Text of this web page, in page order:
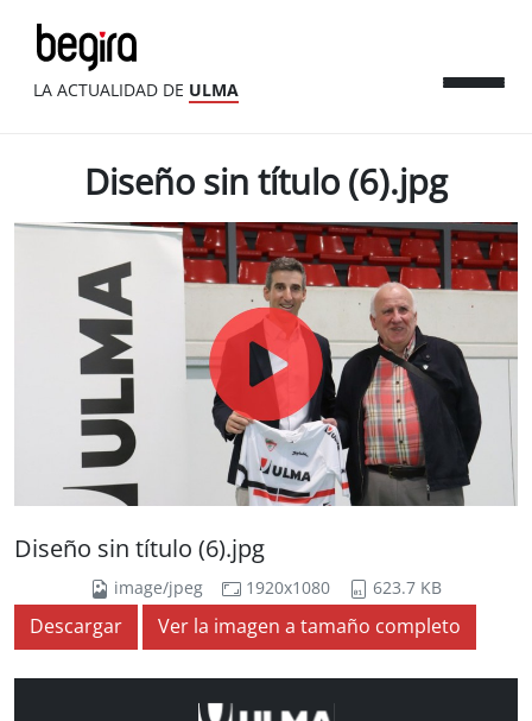
LA ACTUALIDAD DE ULMA
Diseño sin título (6).jpg
Diseño sin título (6).jpg
image/jpeg 1920x1080 623.7 KB
Descargar Ver la imagen a tamaño completo